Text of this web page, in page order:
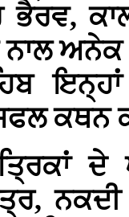
ਭੈਰਵ,
ਅਨੇਕ
ਕਥਨ